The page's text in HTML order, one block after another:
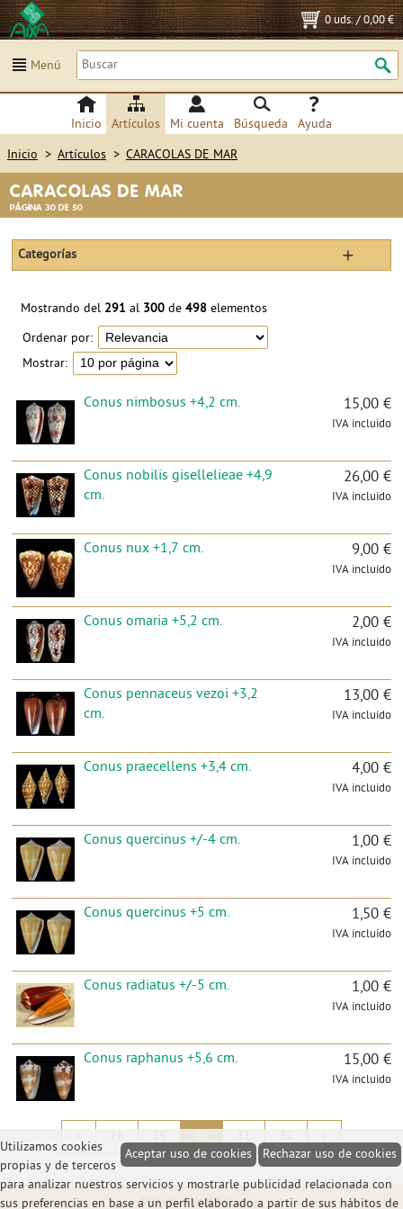
0 uds./0,00 €
Menú
Inicio Artículos Mi cuenta Búsqueda Ayuda
Inicio > Artículos > CARACOLAS DE MAR
CARACOLAS DE MAR
PÁGINA 30 DE 50
Categorías
Mostrando del 291 al 300 de 498 elementos
Ordenar por:
Mostrar:
Conus nimbosus +4,2 cm. 15,00 €
IVA incluido
Conus nobilis gisellelieae +4,9
cm.
26,00 €
IVA incluido
Conus nux +1,7 cm. 9,00 €
IVA incluido
Conus omaria +5,2 cm. 2,00 €
IVA incluido
Conus pennaceus vezoi +3,2
cm.
13,00 €
IVA incluido
Conus praecellens +3,4 cm. 4,00 €
IVA incluido
Conus quercinus +/-4 cm. 1,00 €
IVA incluido
Conus quercinus +5 cm. 1,50 €
IVA incluido
Conus radiatus +/-5 cm. 1,00 €
IVA incluido
Conus raphanus +5,6 cm. 15,00 €
IVA incluido
Ver en: Móvil |Clásico
Rechazar uso de cookies
Aceptar uso de cookies
Utilizamos cookies
propias y de terceros
para analizar nuestros servicios y mostrarle publicidad relacionada con
sus preferencias en base a un perfil elaborado a partir de sus hábitos de